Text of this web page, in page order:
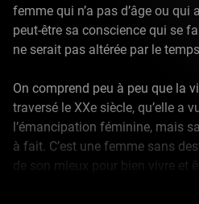
femme qui n’a pas d’âge ou qui
peut-être sa conscience qui se
ne serait pas altérée par le
On comprend peu à peu que la
traversé le XXe siècle, qu’elle a
l’émancipation féminine, mais
à fait. C’est une femme sans
de son mieux pour bien vivre et